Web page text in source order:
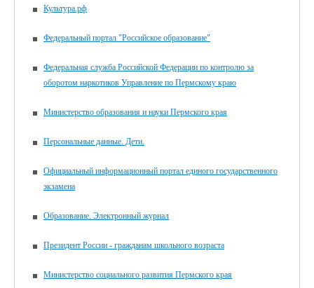
Культура.рф
Федеральный портал "Российское образование"
Федеральная служба Российской Федерации по контролю за
оборотом наркотиков Управление по Пермскому краю
Министерство образования и науки Пермского края
Персональные данные. Дети.
Официальный информационный портал единого государственного
экзамена
Образование. Электронный журнал
Президент России - гражданам школьного возраста
Министерство социального развития Пермского края